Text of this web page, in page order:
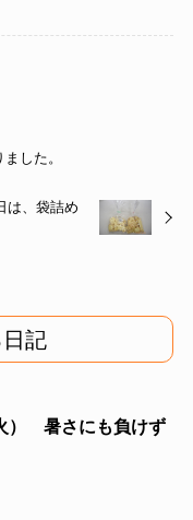
した。
は、袋詰め
記
） 暑さにも負けず